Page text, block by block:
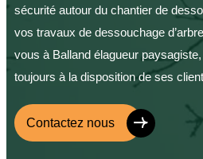
sécurité autour du chantier de
vos travaux de dessouchage
vous à Balland élagueur
toujours à la disposition de ses
Contactez nous